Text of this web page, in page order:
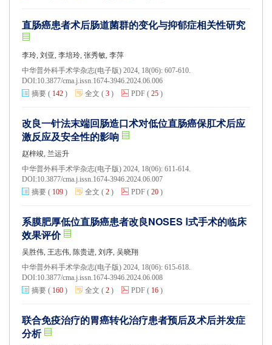
直肠癌患者术后肠道菌群的变化与抑郁症相关性研究
李玲, 刘亚, 李培玲, 张秀敏, 李萍
中华普外科手术学杂志(电子版) 2024, 18(06): 607-610.
DOI:10.3877/cma.j.issn.1674-3946.2024.06.006
摘要 ( 142 ) 全文 ( 3 ) PDF ( 25 )
改良一针法末端回肠造口术对低位直肠癌保肛术后应
激反应及安全性的影响
赵梓竣, 兰运升
中华普外科手术学杂志(电子版) 2024, 18(06): 611-614.
DOI:10.3877/cma.j.issn.1674-3946.2024.06.007
摘要 ( 109 ) 全文 ( 2 ) PDF ( 20 )
系膜肥厚低位直肠癌患者改良NOSES Ⅰ式手术的临床
效果评价
吴胜伟, 王志伟, 陈贵进, 刘序, 吴晓翔
中华普外科手术学杂志(电子版) 2024, 18(06): 615-618.
DOI:10.3877/cma.j.issn.1674-3946.2024.06.008
摘要 ( 160 ) 全文 ( 2 ) PDF ( 16 )
联合免疫治疗的胃癌转化治疗患者预后及术后并发症
分析